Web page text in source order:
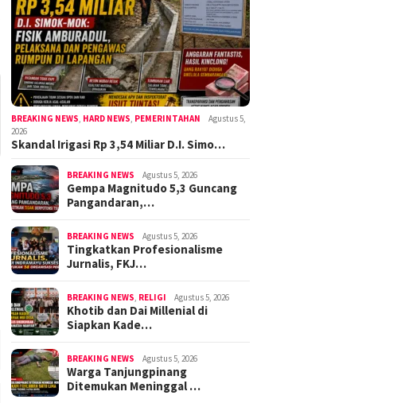
BREAKING NEWS HARD NEWS PEMERINTAHAN
Agustus 5,
2026
Skandal Irigasi Rp 3,54 Miliar D.I. Simo…
BREAKING NEWS Agustus 5, 2026
Gempa Magnitudo 5,3 Guncang
Pangandaran,…
BREAKING NEWS Agustus 5, 2026
Tingkatkan Profesionalisme
Jurnalis, FKJ…
BREAKING NEWS RELIGI Agustus 5, 2026
Khotib dan Dai Millenial di
Siapkan Kade…
BREAKING NEWS Agustus 5, 2026
Warga Tanjungpinang
Ditemukan Meninggal …